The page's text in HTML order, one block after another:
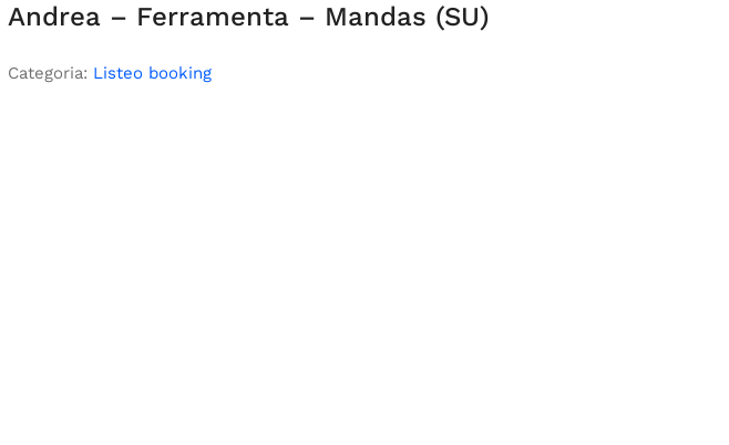
Andrea – Ferramenta – Mandas (SU)
Categoria: Listeo booking